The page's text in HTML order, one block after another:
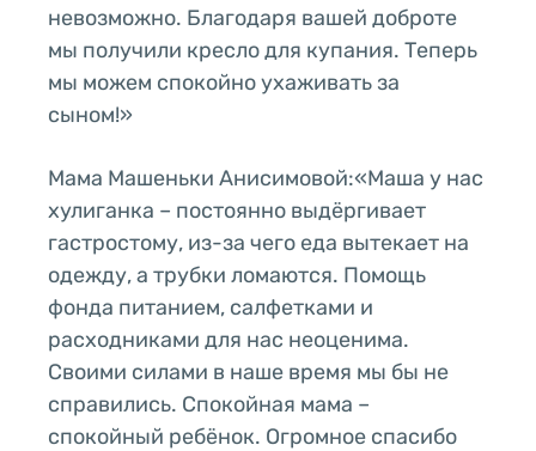
невозможно. Благодаря вашей доброте
мы получили кресло для купания. Теперь
мы можем спокойно ухаживать за
сыном!»
Мама Машеньки Анисимовой:«Маша у нас
хулиганка – постоянно выдёргивает
гастростому, из-за чего еда вытекает на
одежду, а трубки ломаются. Помощь
фонда питанием, салфетками и
расходниками для нас неоценима.
Своими силами в наше время мы бы не
справились. Спокойная мама –
спокойный ребёнок. Огромное спасибо